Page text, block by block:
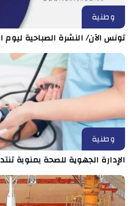
وطنية
تونس الآن/ النشرة الصباحية ليوم الجمعة
وطنية
الإدارة الجهوية للصحة بمنوبة